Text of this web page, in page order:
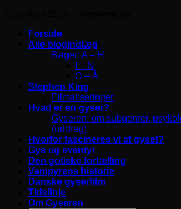
Forside
Alle blogindlæg
Bøger: A – H
I – N
O – Å
Stephen King
Filmatiseringer
Hvad er en gyser?
Gyseren: om subgenrer,
(uddrag)
Hvorfor fascineres vi af gyset?
Gys og eventyr
Den gotiske fortælling
Vampyrens historie
Danske gyserfilm
Tidslinje
Om Gyseren